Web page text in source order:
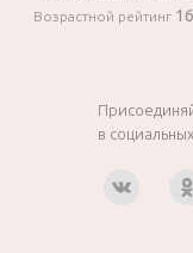
Возрастной рейтинг
в